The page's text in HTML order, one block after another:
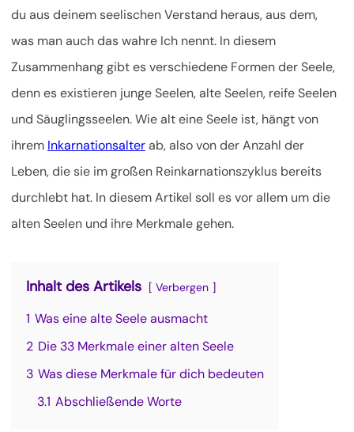
du aus deinem seelischen Verstand heraus, aus dem,
was man auch das wahre Ich nennt. In diesem
Zusammenhang gibt es verschiedene Formen der Seele,
denn es existieren junge Seelen, alte Seelen, reife Seelen
und Säuglingsseelen. Wie alt eine Seele ist, hängt von
ihrem Inkarnationsalterab, also von der Anzahl der
Leben, die sie im großen Reinkarnationszyklus bereits
durchlebt hat. In diesem Artikel soll es vor allem um die
alten Seelen und ihre Merkmale gehen.
Inhalt des Artikels Verbergen
1 Was eine alte Seele ausmacht
2 Die 33 Merkmale einer alten Seele
3 Was diese Merkmale für dich bedeuten
3.1 Abschließende Worte